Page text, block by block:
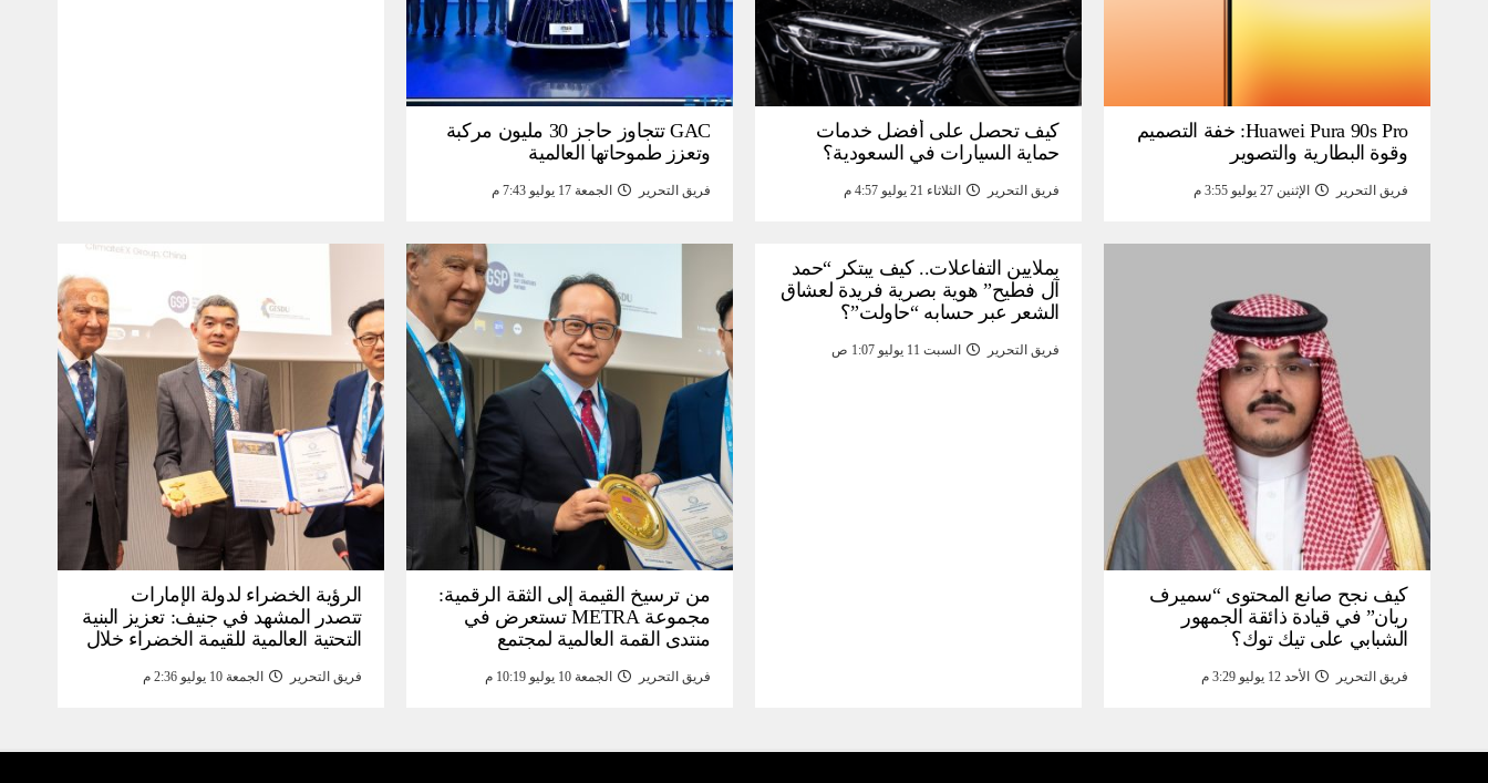
Huawei Pura 90s Pro: خفة التصميم
وقوة البطارية والتصوير
فريق التحرير الإثنين 27 يوليو 3:55 م
كيف تحصل على أفضل خدمات
حماية السيارات في السعودية؟
فريق التحرير الثلاثاء 21 يوليو 4:57 م
GAC تتجاوز حاجز 30 مليون مركبة
وتعزز طموحاتها العالمية
فريق التحرير الجمعة 17 يوليو 7:43 م
كيف نجح صانع المحتوى “سميرف
ريان” في قيادة ذائقة الجمهور
الشبابي على تيك توك؟
فريق التحرير الأحد 12 يوليو 3:29 م
بملايين التفاعلات.. كيف يبتكر “حمد
آل فطيح” هوية بصرية فريدة لعشاق
الشعر عبر حسابه “حاولت”؟
فريق التحرير السبت 11 يوليو 1:07 ص
من ترسيخ القيمة إلى الثقة الرقمية:
مجموعة METRA تستعرض في
منتدى القمة العالمية لمجتمع
تحتية للأصول الرقمية المدعومة
فريق التحرير الجمعة 10 يوليو 10:19 م
الرؤية الخضراء لدولة الإمارات
تتصدر المشهد في جنيف: تعزيز البنية
التحتية العالمية للقيمة الخضراء خلال
المعلومات WSIS 2026 وقمة “الذكاء
فريق التحرير الجمعة 10 يوليو 2:36 م